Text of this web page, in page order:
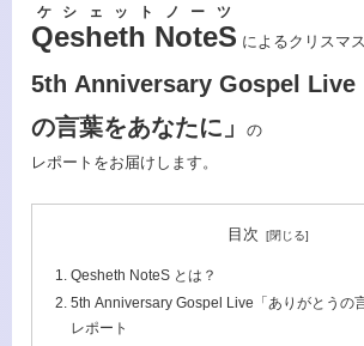
Qesheth NoteS
ケシェットノーツ
によるクリスマ
5th Anniversary Gospel Live
の言葉をあなたに」
の
レポートをお届けします。
目次
Qesheth NoteS とは？
5th Anniversary Gospel Live「ありがとうの
レポート